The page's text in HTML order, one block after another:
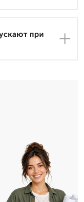
при